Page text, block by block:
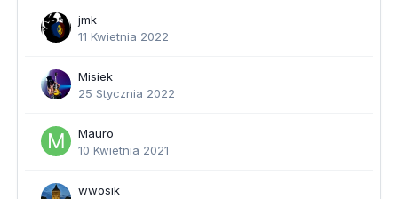
jmk
11 Kwietnia 2022
Misiek
25 Stycznia 2022
Mauro
10 Kwietnia 2021
wwosik